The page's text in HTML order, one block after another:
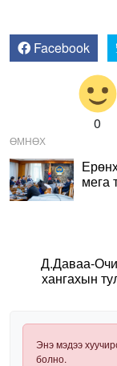
Facebook
0
ӨМНӨХ
мега
Д.Даваа-
хангахын
Энэ мэдээ
болно.